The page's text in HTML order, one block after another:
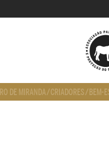
DE MIRANDA/CRIADORES/ BEM-